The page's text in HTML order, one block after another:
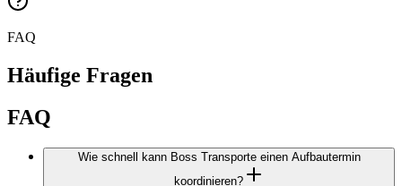
FAQ
Häufige Fragen
FAQ
Wie schnell kann Boss Transporte einen Aufbautermin
koordinieren?